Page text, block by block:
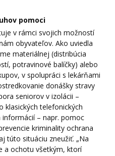
pomoci
v rámci svojich možností
obyvateľov. Ako uviedla
materiálnej (distribúcia
potravinové balíčky) alebo
v spolupráci s lekárňami
donášky stravy
seniorov v izolácii –
telefonických
– napr. pomoc
kriminality ochrana
túto situáciu zneužiť. „Na
a ochotu všetkým, ktorí